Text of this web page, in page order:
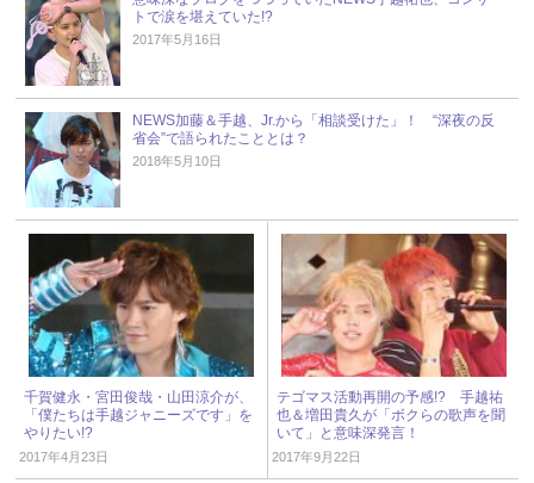
トで涙を堪えていた!?
2017年5月16日
NEWS加藤＆手越、Jr.から「相談受けた」！ “深夜の反
省会”で語られたこととは？
2018年5月10日
千賀健永・宮田俊哉・山田涼介が、
「僕たちは手越ジャニーズです」を
やりたい!?
2017年4月23日
テゴマス活動再開の予感!? 手越祐
也＆増田貴久が「ボクらの歌声を聞
いて」と意味深発言！
2017年9月22日